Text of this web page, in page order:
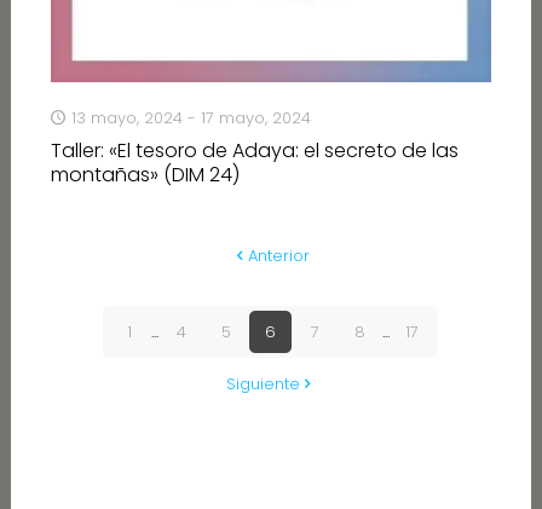
13 mayo, 2024 - 17 mayo, 2024
Taller: «El tesoro de Adaya: el secreto de las
montañas» (DIM 24)
Anterior
1 ... 4 5 6 7 8 ... 17
Siguiente